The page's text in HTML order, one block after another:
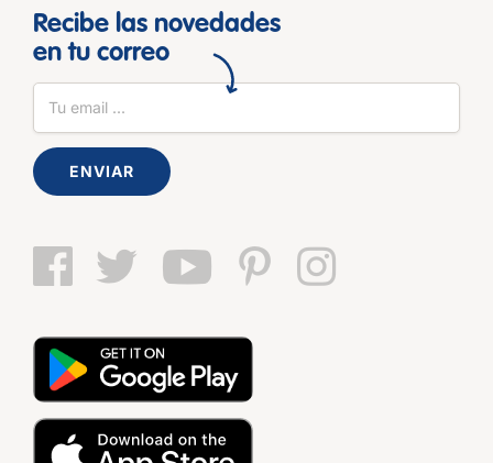
Recibe las novedades
en tu correo
ENVIAR